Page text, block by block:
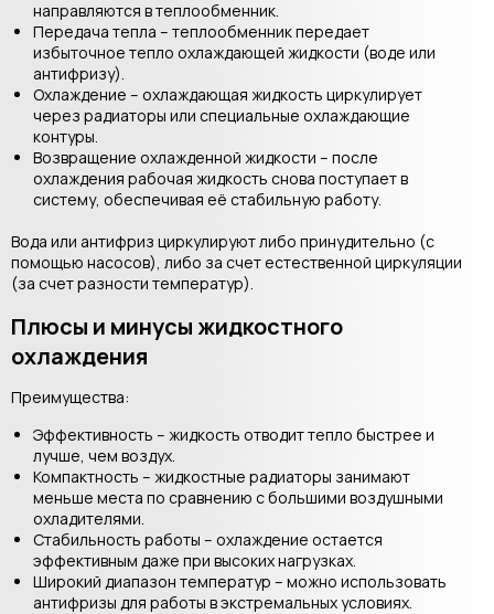
направляются в теплообменник.
Передача тепла – теплообменник передает
избыточное тепло охлаждающей жидкости (воде или
антифризу).
Охлаждение – охлаждающая жидкость циркулирует
через радиаторы или специальные охлаждающие
контуры.
Возвращение охлажденной жидкости – после
охлаждения рабочая жидкость снова поступает в
систему, обеспечивая её стабильную работу.
Вода или антифриз циркулируют либо принудительно (с
помощью насосов), либо за счет естественной циркуляции
(за счет разности температур).
Плюсы и минусы жидкостного
охлаждения
Преимущества:
Эффективность – жидкость отводит тепло быстрее и
лучше, чем воздух.
Компактность – жидкостные радиаторы занимают
меньше места по сравнению с большими воздушными
охладителями.
Стабильность работы – охлаждение остается
эффективным даже при высоких нагрузках.
Широкий диапазон температур – можно использовать
антифризы для работы в экстремальных условиях.